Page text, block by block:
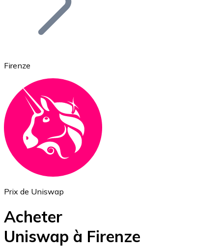
Ethereum
ETH
Firenze
Prix de Uniswap
Acheter
Uniswap à Firenze